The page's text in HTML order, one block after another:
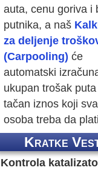
auta, cenu goriva i
putnika, a naš
za deljenje
(Carpooling) će
automatski
ukupan trošak puta
tačan iznos koji
osoba treba da
Kratke
Kontrola